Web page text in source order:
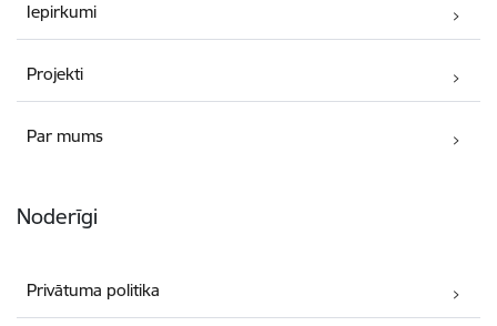
Iepirkumi
Projekti
Par mums
Noderīgi
Privātuma politika